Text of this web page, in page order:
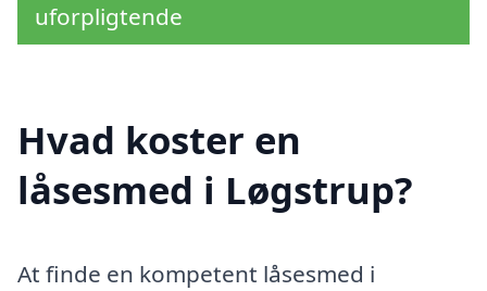
uforpligtende
Hvad koster en
låsesmed i Løgstrup?
At finde en kompetent låsesmed i